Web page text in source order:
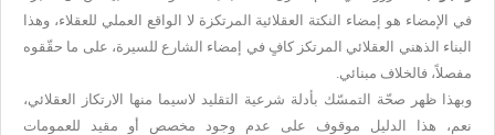
في الإمضاء هو إمضاء النكتة العقلائية المرتكزة لا الواقع العملي للعقلاء، وهذا
البناء الذهني العقلائي المرتكز كافٍ في إمضاء الشارع للسيرة، على ما حقّقوه
مفصلاً، فالخلاف مبنائي.
وبهذا ظهر صحّة التمسّك بأدلة شرعية التقليد لاسيما منها الارتكاز العقلائي،
نعم، هذا الدليل موقوف على عدم وجود مخصص أو مقيد للعمومات